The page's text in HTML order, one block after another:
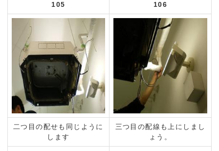
105 106
二つ目の配せも同じように
します
三つ目の配線も上にしまし
ょう。